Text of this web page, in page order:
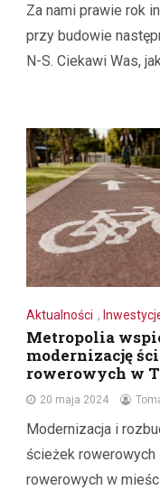
Za nami prawie rok
przy budowie
N-S. Ciekawi Was, jak
Aktualności ,
Metropolia
modernizację
rowerowych w
20 maja 2024
Modernizacja i
ścieżek
rowerowych w